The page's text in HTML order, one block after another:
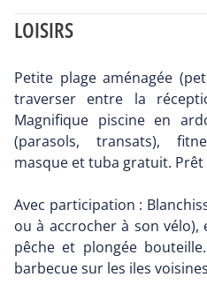
LOISIRS
Petite plage aménagée
traverser entre la
Magnifique piscine en
(parasols, transats),
masque et tuba gratuit. Prêt
Avec participation :
ou à accrocher à son vélo),
pêche et plongée
barbecue sur les iles